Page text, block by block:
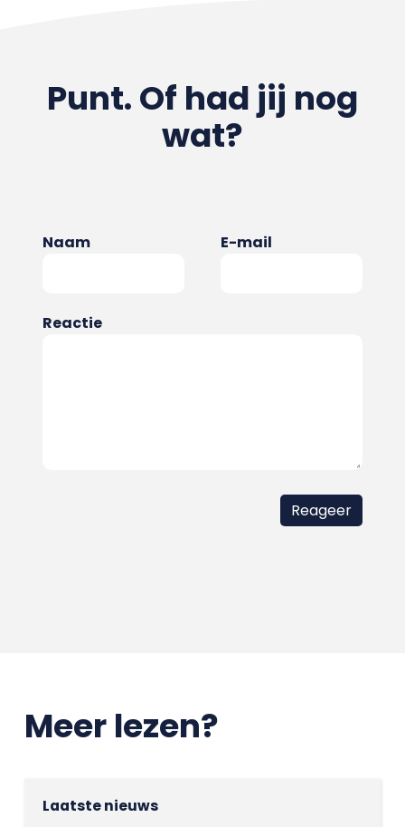
Punt. Of had jij nog
wat?
Naam E-mail
Reactie
Meer lezen?
Laatste nieuws